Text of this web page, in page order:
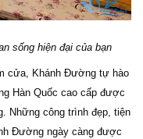
sống hiện đại của bạn
cửa, Khánh Đường tự hào
Hàn Quốc cao cấp được
Những công trình đẹp, tiện
Đường ngày càng được